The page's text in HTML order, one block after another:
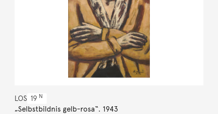
LOS 19 N
„Selbstbildnis gelb-rosa“. 1943